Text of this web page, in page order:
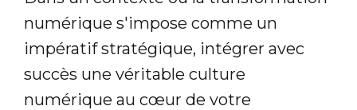
numérique s'impose comme un
impératif stratégique, intégrer avec
succès une véritable culture
numérique au cœur de votre